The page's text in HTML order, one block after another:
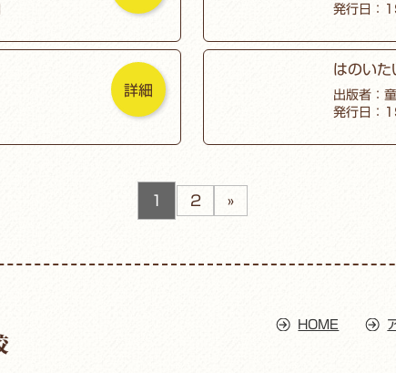
発行日：
詳細
はのいた
出版者：
発行日：
1 2 »
HOME